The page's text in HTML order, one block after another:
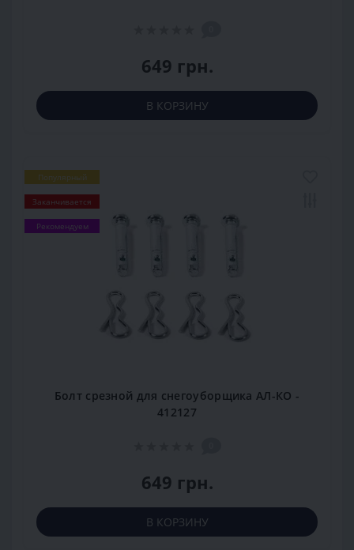
649 грн.
В КОРЗИНУ
Популярный
Заканчивается
Рекомендуем
Болт срезной для снегоуборщика АЛ-КО -
412127
649 грн.
В КОРЗИНУ